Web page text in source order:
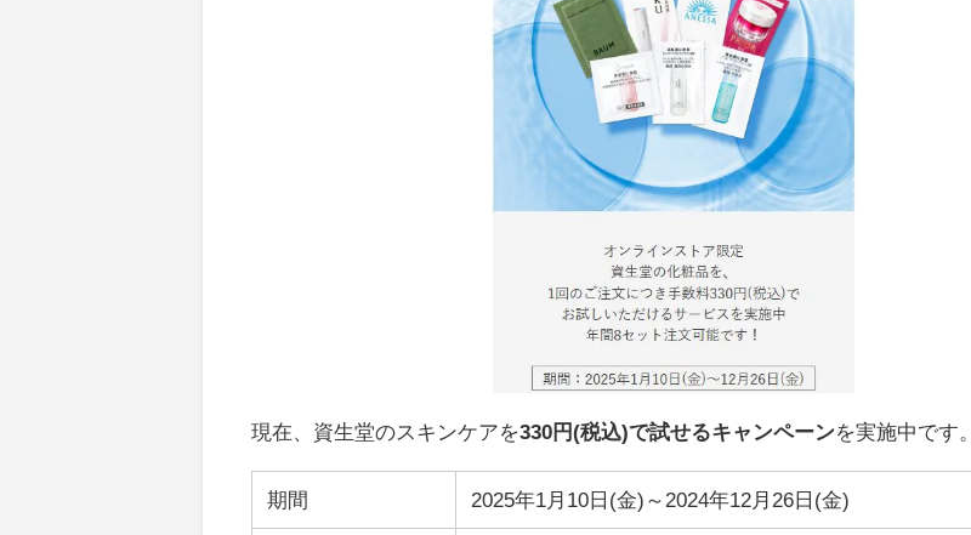
現在、資生堂のスキンケアを330円(税込)で試せるキャンペーンを実施中です。
期間 2025年1月10日(金)～2024年12月26日(金)